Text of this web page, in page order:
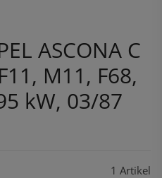
ASCONA C
M11, F68,
kW, 03/87
1 Artikel